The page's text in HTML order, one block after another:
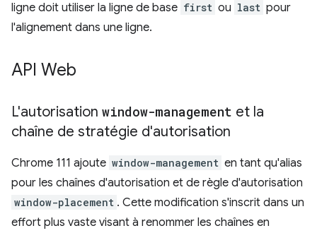
ligne doit utiliser la ligne de base first ou last pour
l'alignement dans une ligne.
API Web
L'autorisation window-management et la
chaîne de stratégie d'autorisation
Chrome 111 ajoute window-management en tant qu'alias
pour les chaînes d'autorisation et de règle d'autorisation
window-placement . Cette modification s'inscrit dans un
effort plus vaste visant à renommer les chaînes en